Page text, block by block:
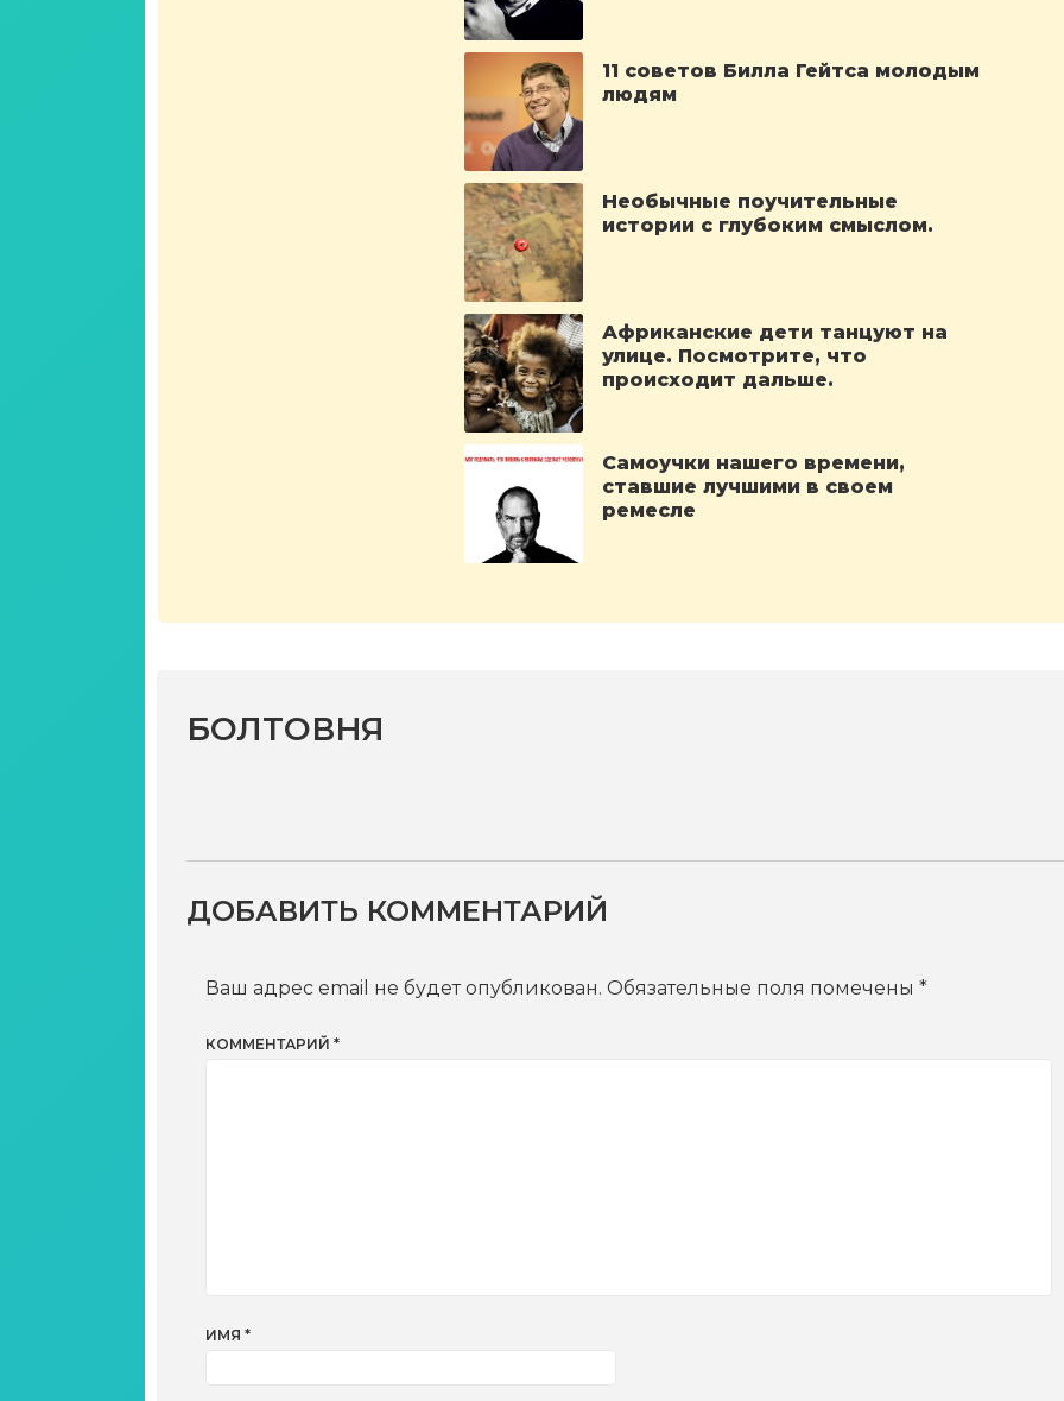
11 советов Билла Гейтса молодым
людям
Необычные поучительные
истории с глубоким смыслом.
Африканские дети танцуют на
улице. Посмотрите, что
происходит дальше.
Самоучки нашего времени,
ставшие лучшими в своем
ремесле
БОЛТОВНЯ
ДОБАВИТЬ КОММЕНТАРИЙ
Ваш адрес email не будет опубликован. Обязательные поля помечены *
КОММЕНТАРИЙ *
ИМЯ *